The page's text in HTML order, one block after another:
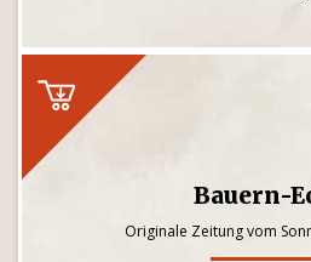
Bauern-
Originale Zeitung vom